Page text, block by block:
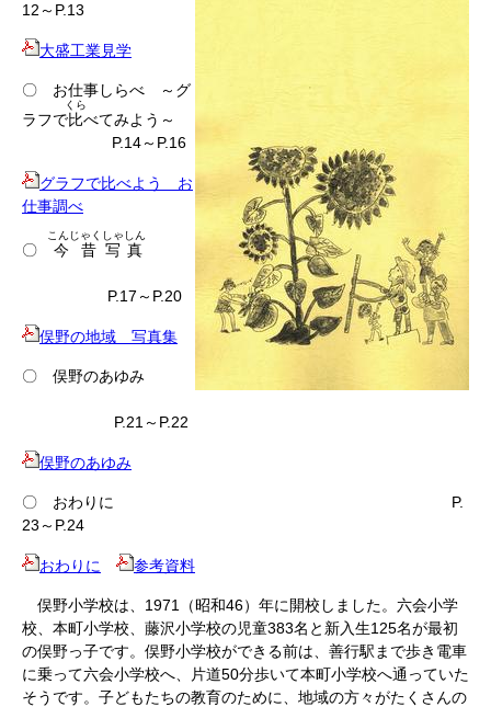
12～P.13
大盛工業見学
〇 お仕事しらべ ～グ
ラフで比
くら
べてみよう～
P.14～P.16
グラフで比べよう お
仕事調べ
〇 今昔
こんじゃく
写真
しゃしん
P.17～P.20
俣野の地域 写真集
〇 俣野のあゆみ
P.21～P.22
俣野のあゆみ
〇 おわりに P.
23～P.24
おわりに 参考資料
俣野小学校は、1971（昭和46）年に開校しました。六会小学
校、本町小学校、藤沢小学校の児童383名と新入生125名が最初
の俣野っ子です。俣野小学校ができる前は、善行駅まで歩き電車
に乗って六会小学校へ、片道50分歩いて本町小学校へ通っていた
そうです。子どもたちの教育のために、地域の方々がたくさんの